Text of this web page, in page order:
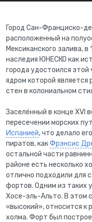
Город Сан-Франциско-
расположенный на
Мексиканского залива,
наследия ЮНЕСКО как
города удостоился этой
ядром которой является
стен в колониальном
Заселённый в конце XVI
пересечении морских
Испанией, что делало
пиратов, какФрэнсис
остальной части
районе есть несколько
отлично подходили для
фортов. Одним из таких
Хосе-эль-Альто. В этом
«высокий», относится
холма. Форт был